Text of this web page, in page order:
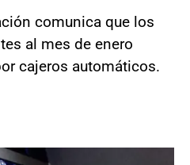
comunica que los
al mes de enero
cajeros automáticos.